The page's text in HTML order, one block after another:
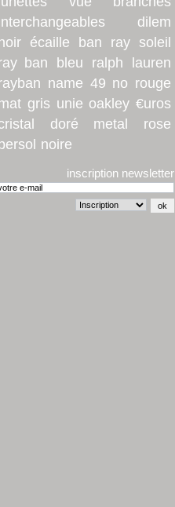
dilem
écaille ban ray soleil
ban
bleu ralph
lauren
name 49 no rouge
gris unie oakley €uros
doré metal
rose
noire
inscription newsletter